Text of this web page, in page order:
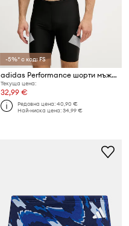
-5%* с код: FS
adidas Performance шорти мъжки BB Jammer
Текуща цена:
32,99 €
Редовна цена:40,90 €
Най-ниска цена:34,99 €